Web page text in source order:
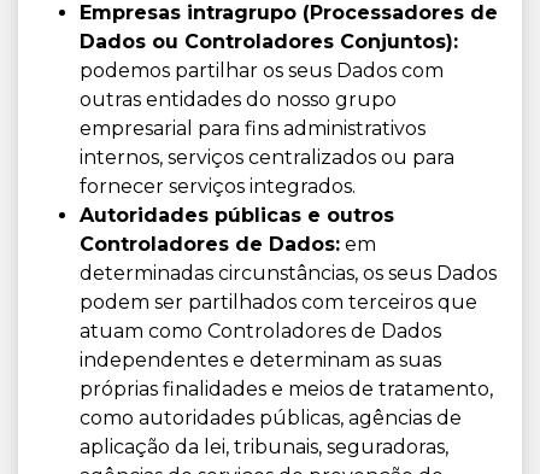
Empresas intragrupo (Processadores de
Dados ou Controladores Conjuntos):
podemos partilhar os seus Dados com
outras entidades do nosso grupo
empresarial para fins administrativos
internos, serviços centralizados ou para
fornecer serviços integrados.
Autoridades públicas e outros
Controladores de Dados: em
determinadas circunstâncias, os seus Dados
podem ser partilhados com terceiros que
atuam como Controladores de Dados
independentes e determinam as suas
próprias finalidades e meios de tratamento,
como autoridades públicas, agências de
aplicação da lei, tribunais, seguradoras,